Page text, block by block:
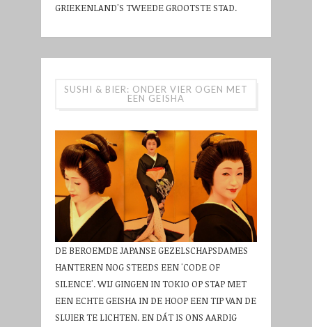
GRIEKENLAND'S TWEEDE GROOTSTE STAD.
SUSHI & BIER: ONDER VIER OGEN MET
EEN GEISHA
DE BEROEMDE JAPANSE GEZELSCHAPSDAMES
HANTEREN NOG STEEDS EEN 'CODE OF
SILENCE'. WIJ GINGEN IN TOKIO OP STAP MET
EEN ECHTE GEISHA IN DE HOOP EEN TIP VAN DE
SLUIER TE LICHTEN. EN DÁT IS ONS AARDIG